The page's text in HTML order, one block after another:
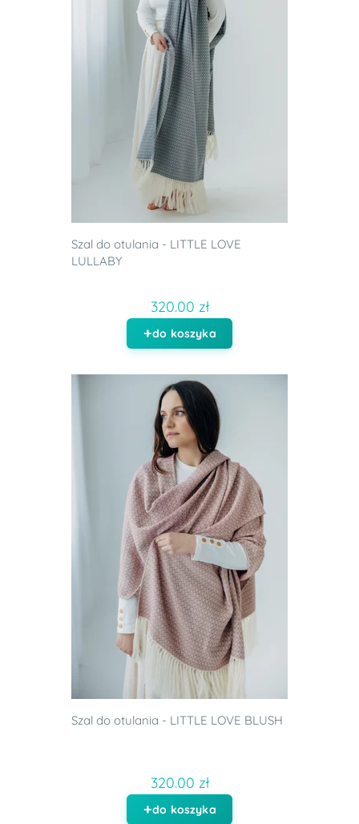
Szal do otulania - LITTLE LOVE
LULLABY
320.00 zł
do koszyka
Szal do otulania - LITTLE LOVE BLUSH
320.00 zł
do koszyka